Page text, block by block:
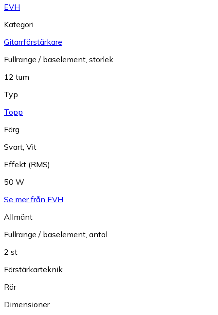
EVH
Kategori
Gitarrförstärkare
Fullrange / baselement, storlek
12 tum
Typ
Topp
Färg
Svart Vit
Effekt (RMS)
50 W
Se mer från EVH
Allmänt
Fullrange / baselement, antal
2 st
Förstärkarteknik
Rör
Dimensioner